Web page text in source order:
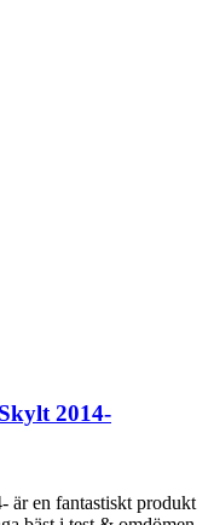
2014-
är en fantastiskt produkt